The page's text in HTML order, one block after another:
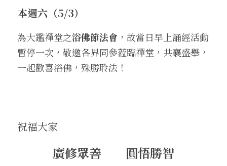
．閱讀與人生（下）——談閱讀對自我生
命的啟發
．挑戰自我的魅力
．黃昏之悸
．刺桐心木
．中古世紀的殉道者
光光交會/導介・轉載
本週六（5/3）
為大鑑禪堂之浴佛節法會 ，故當日早上誦經活動
暫停一次，敬邀各界同參蒞臨禪堂，共襄盛舉，
一起歡喜浴佛，殊勝聆法！
祝福大家
廣修眾善　　圓悟勝智